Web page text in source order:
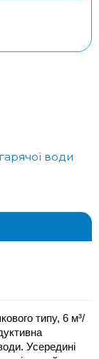
води
типу, 6 м³/
Усередині